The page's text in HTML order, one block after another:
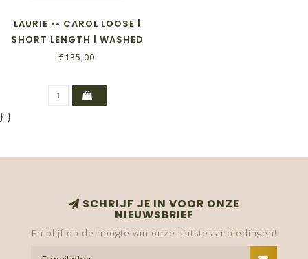
LAURIE •• CAROL LOOSE |
SHORT LENGTH | WASHED
BLUE DENIM
€135,00
} }
SCHRIJF JE IN VOOR ONZE
NIEUWSBRIEF
En blijf op de hoogte van onze laatste aanbiedingen!